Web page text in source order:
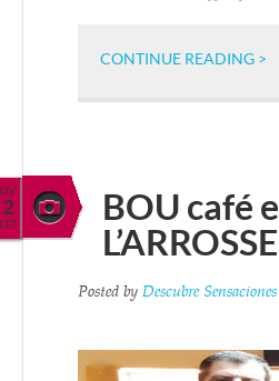
CONTINUE READING >
2
BOU café
Posted by Descubre Sensaciones